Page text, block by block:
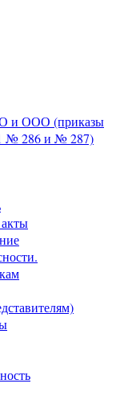
и ООО (приказы
№ 286 и № 287)